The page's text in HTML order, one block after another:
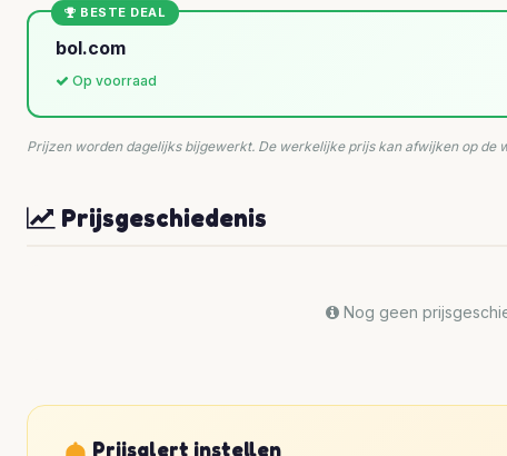
BESTE DEAL
bol.com
Op voorraad
Prijzen worden dagelijks bijgewerkt. De werkelijke prijs kan afwijken op de
Prijsgeschiedenis
Nog geen
Prijsalert instellen